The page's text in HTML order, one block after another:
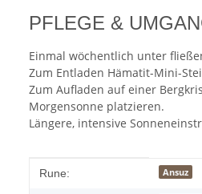
PFLEGE &
Einmal wöchentlich unter
Zum Entladen Hämatit-Mini-
Zum Aufladen auf einer
Morgensonne platzieren.
Längere, intensive
Produkteigenschaft
Wert
Rune: Ansuz